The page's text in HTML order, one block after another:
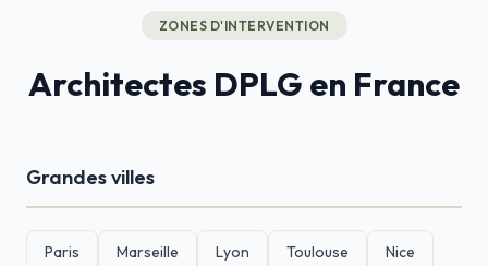
ZONES D'INTERVENTION
Architectes DPLG en France
Grandes villes
Paris Marseille Lyon Toulouse Nice